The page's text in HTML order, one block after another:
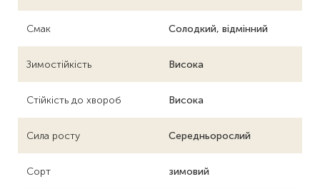
Смак Солодкий, відмінний
Зимостійкість Висока
Стійкість до хвороб Висока
Сила росту Середньорослий
Сорт зимовий